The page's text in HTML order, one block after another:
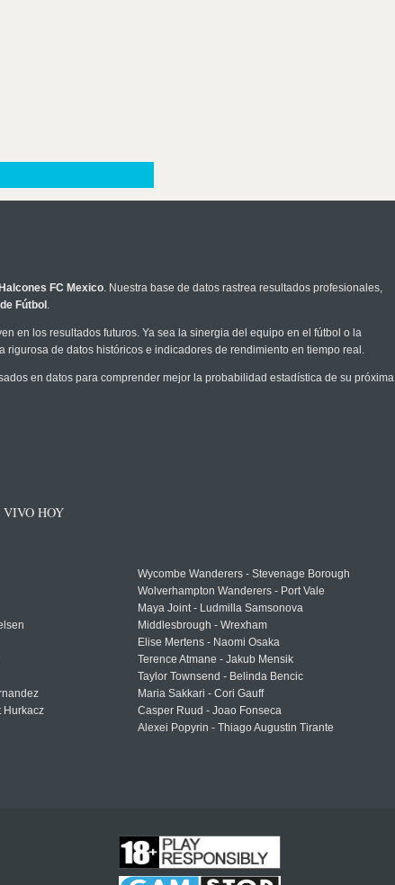
Halcones FC Mexico. Nuestra base de datos rastrea resultados profesionales,
Fútbol .
en los resultados futuros. Ya sea la sinergia del equipo en el fútbol o la
de datos históricos e indicadores de rendimiento en tiempo real.
en datos para comprender mejor la probabilidad estadística de su próxima
HOY
Hurkacz
Wycombe Wanderers - Stevenage Borough
Wolverhampton Wanderers - Port Vale
Maya Joint - Ludmilla Samsonova
Middlesbrough - Wrexham
Elise Mertens - Naomi Osaka
Terence Atmane - Jakub Mensik
Taylor Townsend - Belinda Bencic
Maria Sakkari - Cori Gauff
Casper Ruud - Joao Fonseca
Alexei Popyrin - Thiago Augustin Tirante